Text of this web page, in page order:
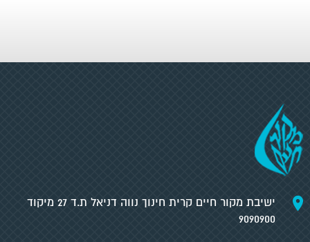
ישיבת מקור חיים קרית חינוך נווה דניאל ת.ד 27 מיקוד
9090900